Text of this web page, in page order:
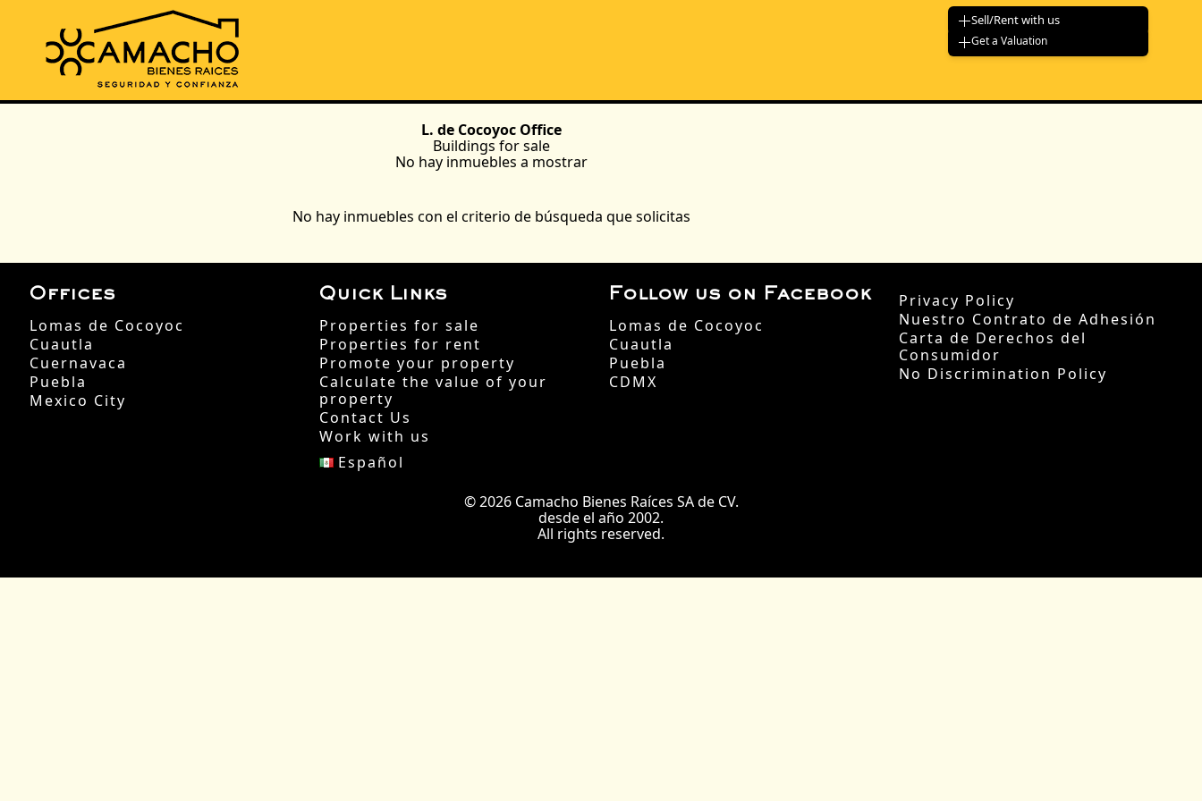
Sell/Rent with us
Get a Valuation
L. de Cocoyoc Office
Buildings for sale
No hay inmuebles a mostrar
No hay inmuebles con el criterio de búsqueda que solicitas
Offices
Lomas de Cocoyoc
Cuautla
Cuernavaca
Puebla
Mexico City
Quick Links
Properties for sale
Properties for rent
Promote your property
Calculate the value of your
property
Contact Us
Work with us
Español
Follow us on Facebook
Lomas de Cocoyoc
Cuautla
Puebla
CDMX
Privacy Policy
Nuestro Contrato de Adhesión
Carta de Derechos del
Consumidor
No Discrimination Policy
© 2026 Camacho Bienes Raíces SA de CV.
desde el año 2002.
All rights reserved.